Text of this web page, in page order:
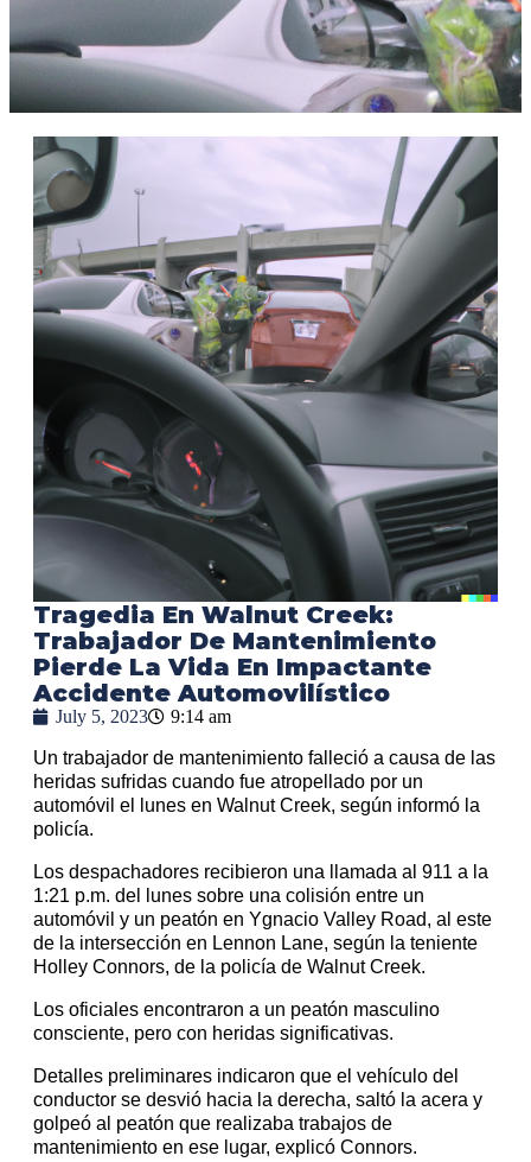
Tragedia En Walnut Creek:
Trabajador De Mantenimiento
Pierde La Vida En Impactante
Accidente Automovilístico
July 5, 2023 9:14 am
Un trabajador de mantenimiento falleció a causa de las
heridas sufridas cuando fue atropellado por un
automóvil el lunes en Walnut Creek, según informó la
policía.
Los despachadores recibieron una llamada al 911 a la
1:21 p.m. del lunes sobre una colisión entre un
automóvil y un peatón en Ygnacio Valley Road, al este
de la intersección en Lennon Lane, según la teniente
Holley Connors, de la policía de Walnut Creek.
Los oficiales encontraron a un peatón masculino
consciente, pero con heridas significativas.
Detalles preliminares indicaron que el vehículo del
conductor se desvió hacia la derecha, saltó la acera y
golpeó al peatón que realizaba trabajos de
mantenimiento en ese lugar, explicó Connors.